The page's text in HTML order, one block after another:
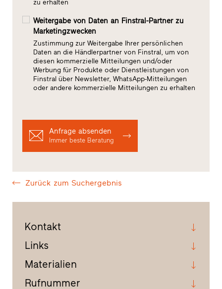
zu erhalten
Weitergabe von Daten an Finstral-Partner zu
Marketingzwecken
Zustimmung zur Weitergabe Ihrer persönlichen
Daten an die Händlerpartner von Finstral, um von
diesen kommerzielle Mitteilungen und/oder
Werbung für Produkte oder Dienstleistungen von
Finstral über Newsletter, WhatsApp-Mitteilungen
oder andere kommerzielle Mitteilungen zu erhalten
Anfrage absenden
Immer beste Beratung
Zurück zum Suchergebnis
Kontakt
Links
Materialien
Rufnummer